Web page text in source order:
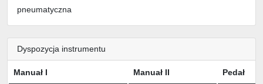
pneumatyczna
Dyspozycja instrumentu
Manuał I Manuał II Pedał